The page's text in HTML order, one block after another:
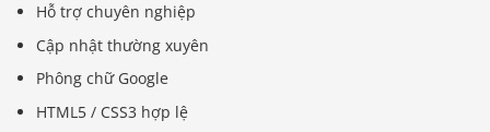
Hỗ trợ chuyên nghiệp
Cập nhật thường xuyên
Phông chữ Google
HTML5 / CSS3 hợp lệ